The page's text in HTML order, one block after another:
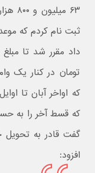
که قسط آخر را به
گفت قادر به
افزود: